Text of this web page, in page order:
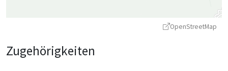
OpenStreetMap
Zugehörigkeiten